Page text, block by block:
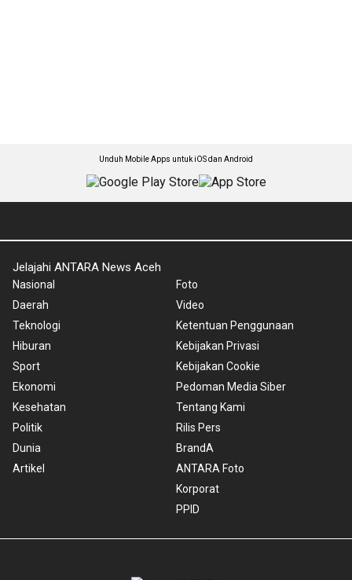
Unduh Mobile Apps untuk iOS dan Android
Jelajahi ANTARA News Aceh
Nasional
Daerah
Teknologi
Hiburan
Sport
Ekonomi
Kesehatan
Politik
Dunia
Artikel
Foto
Video
Ketentuan Penggunaan
Kebijakan Privasi
Kebijakan Cookie
Pedoman Media Siber
Tentang Kami
Rilis Pers
BrandA
ANTARA Foto
Korporat
PPID